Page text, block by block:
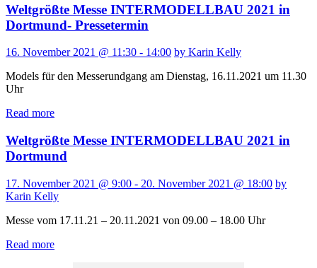
Weltgrößte Messe INTERMODELLBAU 2021 in
Dortmund- Pressetermin
16. November 2021 @ 11:30 - 14:00 by Karin Kelly
Models für den Messerundgang am Dienstag, 16.11.2021 um 11.30
Uhr
Read more
Weltgrößte Messe INTERMODELLBAU 2021 in
Dortmund
17. November 2021 @ 9:00 - 20. November 2021 @ 18:00 by
Karin Kelly
Messe vom 17.11.21 – 20.11.2021 von 09.00 – 18.00 Uhr
Read more